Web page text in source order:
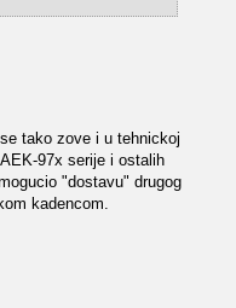
tako zove i u tehnickoj
97x serije i ostalih
"dostavu" drugog
kadencom.